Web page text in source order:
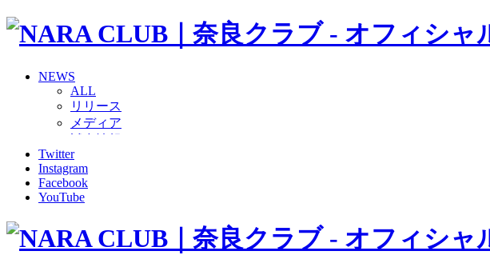
NEWS
ALL
リリース
メディア
グッズ
ファンコミュニティ
普及・育成
ホームタウン
その他
Twitter
Instagram
Facebook
YouTube